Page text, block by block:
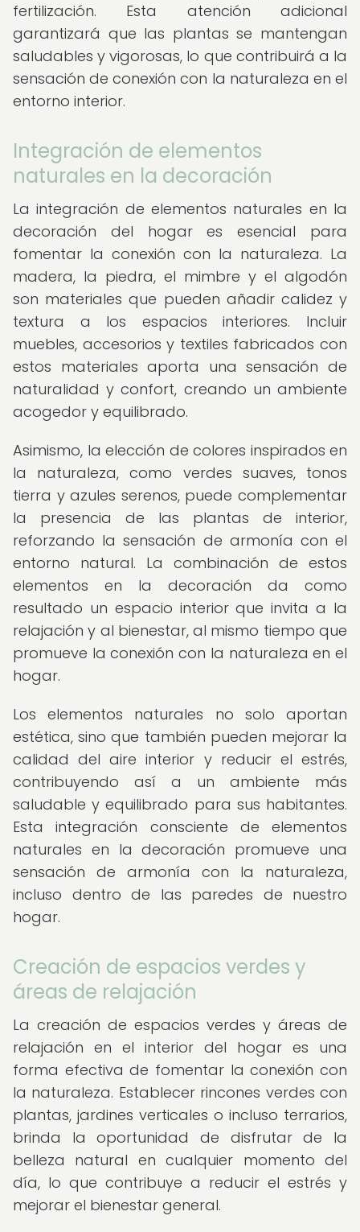
fertilización. Esta atención adicional
garantizará que las plantas se mantengan
saludables y vigorosas, lo que contribuirá a la
sensación de conexión con la naturaleza en el
entorno interior.
Integración de elementos
naturales en la decoración
La integración de elementos naturales en la
decoración del hogar es esencial para
fomentar la conexión con la naturaleza. La
madera, la piedra, el mimbre y el algodón
son materiales que pueden añadir calidez y
textura a los espacios interiores. Incluir
muebles, accesorios y textiles fabricados con
estos materiales aporta una sensación de
naturalidad y confort, creando un ambiente
acogedor y equilibrado.
Asimismo, la elección de colores inspirados en
la naturaleza, como verdes suaves, tonos
tierra y azules serenos, puede complementar
la presencia de las plantas de interior,
reforzando la sensación de armonía con el
entorno natural. La combinación de estos
elementos en la decoración da como
resultado un espacio interior que invita a la
relajación y al bienestar, al mismo tiempo que
promueve la conexión con la naturaleza en el
hogar.
Los elementos naturales no solo aportan
estética, sino que también pueden mejorar la
calidad del aire interior y reducir el estrés,
contribuyendo así a un ambiente más
saludable y equilibrado para sus habitantes.
Esta integración consciente de elementos
naturales en la decoración promueve una
sensación de armonía con la naturaleza,
incluso dentro de las paredes de nuestro
hogar.
Creación de espacios verdes y
áreas de relajación
La creación de espacios verdes y áreas de
relajación en el interior del hogar es una
forma efectiva de fomentar la conexión con
la naturaleza. Establecer rincones verdes con
plantas, jardines verticales o incluso terrarios,
brinda la oportunidad de disfrutar de la
belleza natural en cualquier momento del
día, lo que contribuye a reducir el estrés y
mejorar el bienestar general.